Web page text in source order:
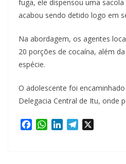
fuga, ele dispensou uma
acabou sendo detido logo em
Na abordagem, os agentes
20 porções de cocaína, além
espécie.
O adolescente foi
Delegacia Central de Itu, onde
W